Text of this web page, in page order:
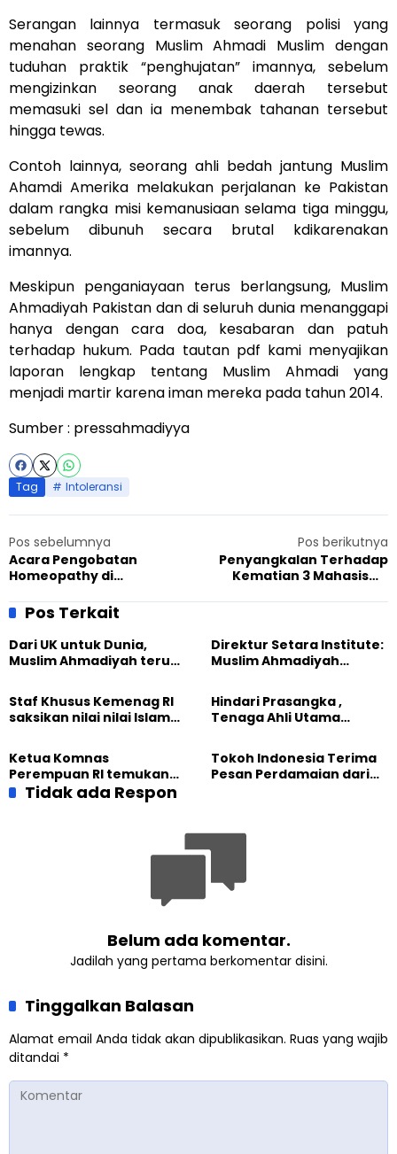
Serangan lainnya termasuk seorang polisi yang
menahan seorang Muslim Ahmadi Muslim dengan
tuduhan praktik “penghujatan” imannya, sebelum
mengizinkan seorang anak daerah tersebut
memasuki sel dan ia menembak tahanan tersebut
hingga tewas.
Contoh lainnya, seorang ahli bedah jantung Muslim
Ahamdi Amerika melakukan perjalanan ke Pakistan
dalam rangka misi kemanusiaan selama tiga minggu,
sebelum dibunuh secara brutal kdikarenakan
imannya.
Meskipun penganiayaan terus berlangsung, Muslim
Ahmadiyah Pakistan dan di seluruh dunia menanggapi
hanya dengan cara doa, kesabaran dan patuh
terhadap hukum. Pada tautan pdf kami menyajikan
laporan lengkap tentang Muslim Ahmadi yang
menjadi martir karena iman mereka pada tahun 2014.
Sumber : pressahmadiyya
Tag Intoleransi
Pos sebelumnya
Acara Pengobatan
Homeopathy di
Ketua DPRD Pangandaran
Pos berikutnya
Penyangkalan Terhadap
Kematian 3 Mahasiswa
Pos Terkait
Dari UK untuk Dunia,
Muslim Ahmadiyah terus
Kemanusiaan Global
Direktur Setara Institute:
Muslim Ahmadiyah
Dunia dari “Infrastruktur
Kemanusiaan”
Staf Khusus Kemenag RI
saksikan nilai nilai Islam
Internasional Muslim
Ahmadiyah UK 2026
Hindari Prasangka ,
Tenaga Ahli Utama
fakta langsung
kehidupan Muslim
Ahmadiyah di Inggris
Ketua Komnas
Perempuan RI temukan
optimisme
Tokoh Indonesia Terima
Pesan Perdamaian dari
Tidak ada Respon
Belum ada komentar.
Jadilah yang pertama berkomentar disini.
Tinggalkan Balasan
Alamat email Anda tidak akan dipublikasikan. Ruas yang wajib
ditandai *